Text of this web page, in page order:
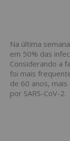
Na última
em 50% das
Considerando a
foi mais
de 60 anos,
por SARS-CoV-2.